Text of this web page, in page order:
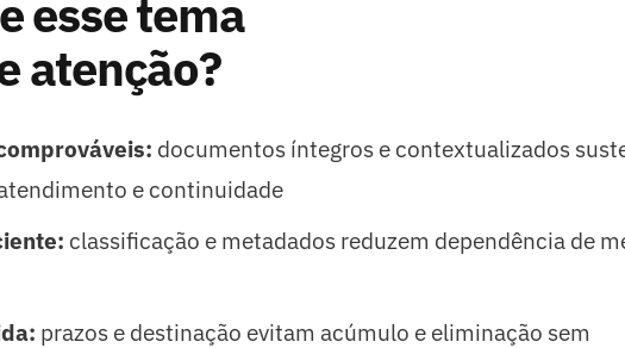
esse tema
atenção?
documentos íntegros e contextualizados
e continuidade
classificação e metadados reduzem dependência de
prazos e destinação evitam acúmulo e eliminação sem